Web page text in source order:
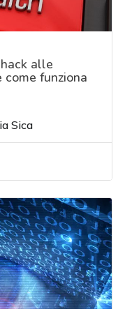
alle
come funziona
Sica